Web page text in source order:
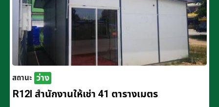
สถานะ ว่าง
R12I สำนักงานให้เช่า 41 ตารางเมตร